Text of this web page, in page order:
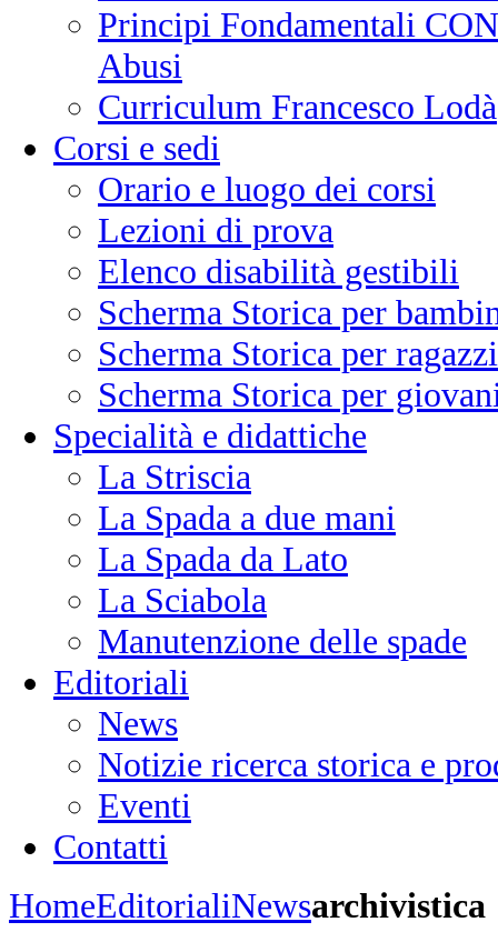
Principi Fondamentali
Abusi
Curriculum Francesco Lodà
Corsi e sedi
Orario e luogo dei corsi
Lezioni di prova
Elenco disabilità gestibili
Scherma Storica per
Scherma Storica per ragazzi
Scherma Storica per
Specialità e didattiche
La Striscia
La Spada a due mani
La Spada da Lato
La Sciabola
Manutenzione delle spade
Editoriali
News
Notizie ricerca storica e
Eventi
Contatti
HomeEditorialiNewsarchivistica